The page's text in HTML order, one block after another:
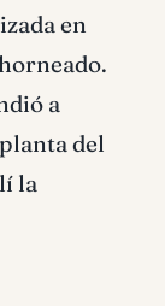
en
a
del
la